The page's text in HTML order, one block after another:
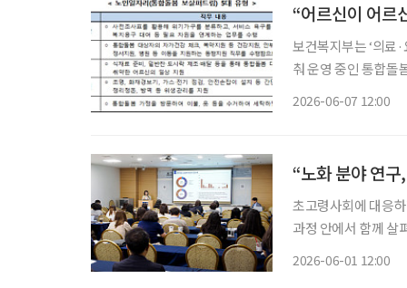
“어르신이 어르
보건복지부는 ‘의료
춰 운영 중인 통합돌
2026-06-07 12:00
“노화 분야 연
초고령사회에 대응
과정 안에서 함께 살
2026-06-01 12:00